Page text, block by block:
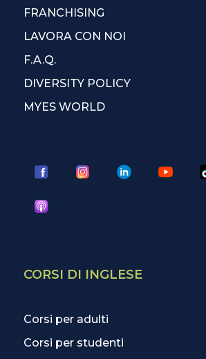
FRANCHISING
LAVORA CON NOI
F.A.Q.
DIVERSITY POLICY
MYES WORLD
CORSI DI INGLESE
Corsi per adulti
Corsi per studenti